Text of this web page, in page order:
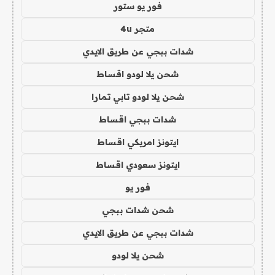
فور يو ستور
متجر 4u
شدات ببجي عن طريق الايدي
شحن يلا لودو اقساط
شحن يلا لودو تابي تمارا
شدات ببجي اقساط
ايتونز امريكي اقساط
ايتونز سعودي اقساط
فور يو
شحن شدات ببجي
شدات ببجي عن طريق الايدي
شحن يلا لودو